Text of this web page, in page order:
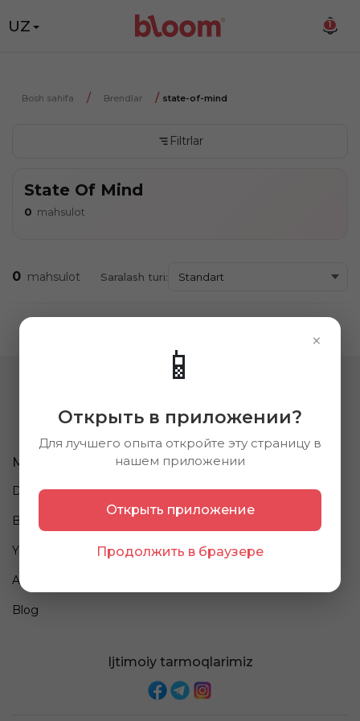
×
📱
Открыть в приложении?
Для лучшего опыта откройте эту страницу в
нашем приложении
Открыть приложение
Продолжить в браузере
UZ 1
Bosh sahifa Brendlar state-of-mind
Filtrlar
State Of Mind
0 mahsulot
0 mahsulot Saralash turi:
Ma'lumot
Do'konlar
Brendlar
Yangiliklar
Aksiyalar
Blog
Biz haqimizda
Kompaniya haqida
Ommaviy oferta
Ijtimoiy tarmoqlarimiz